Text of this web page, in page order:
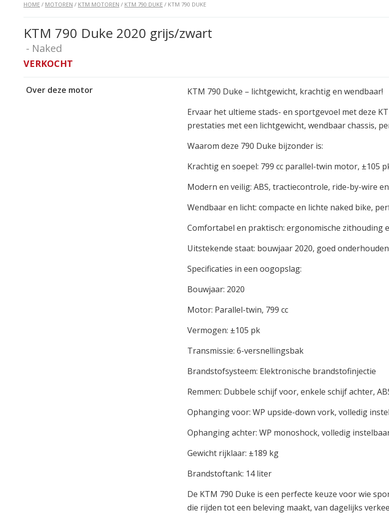
HOME / MOTOREN / KTM MOTOREN / KTM 790 DUKE / KTM 790 DUKE
KTM 790 Duke 2020 grijs/zwart
- Naked
VERKOCHT
Over deze motor
KTM 790 Duke – lichtgewicht, krachtig en wendbaar!
Ervaar het ultieme stads- en sportgevoel met deze
prestaties met een lichtgewicht, wendbaar chassis,
Waarom deze 790 Duke bijzonder is:
Krachtig en soepel: 799 cc parallel-twin motor, ±105
Modern en veilig: ABS, tractiecontrole, ride-by-wire
Wendbaar en licht: compacte en lichte naked bike,
Comfortabel en praktisch: ergonomische
Uitstekende staat: bouwjaar 2020, goed
Specificaties in een oogopslag:
Bouwjaar: 2020
Motor: Parallel-twin, 799 cc
Vermogen: ±105 pk
Transmissie: 6-versnellingsbak
Brandstofsysteem: Elektronische brandstofinjectie
Remmen: Dubbele schijf voor, enkele schijf achter,
Ophanging voor: WP upside-down vork, volledig
Ophanging achter: WP monoshock, volledig
Gewicht rijklaar: ±189 kg
Brandstoftank: 14 liter
De KTM 790 Duke is een perfecte keuze voor wie
die rijden tot een beleving maakt, van dagelijks